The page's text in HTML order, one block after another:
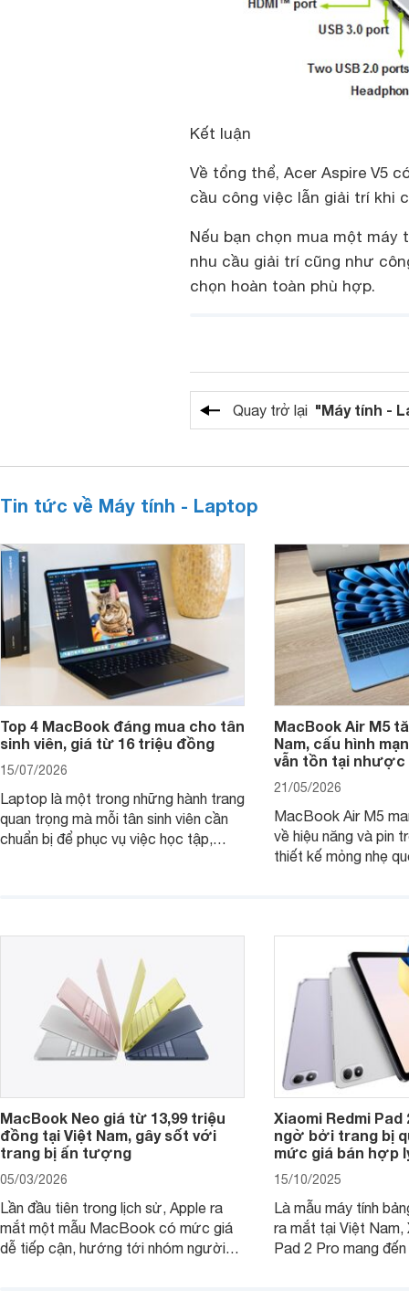
Kết luận
Về tổng thể, Acer Aspire V5
cầu công việc lẫn giải trí khi
Nếu bạn chọn mua một
nhu cầu giải trí cũng như
chọn hoàn toàn phù hợp.
Quay trở lại "Máy tính -
Tin tức về Máy tính - Laptop
Top 4 MacBook đáng mua cho tân
sinh viên, giá từ 16 triệu đồng
15/07/2026
Laptop là một trong những hành trang
quan trọng mà mỗi tân sinh viên cần
chuẩn bị để phục vụ việc học tập,
MacBook đáng cân nhắc dành cho
MacBook Air M5
Nam, cấu hình
vẫn tồn tại nhược
21/05/2026
MacBook Air M5
về hiệu năng và pin
thiết kế mỏng nhẹ
MacBook Neo giá từ 13,99 triệu
đồng tại Việt Nam, gây sốt với
trang bị ấn tượng
05/03/2026
Lần đầu tiên trong lịch sử, Apple ra
mắt một mẫu MacBook có mức giá
dễ tiếp cận, hướng tới nhóm người
Xiaomi Redmi Pad
ngờ bởi trang bị
mức giá bán hợp
15/10/2025
Là mẫu máy tính
ra mắt tại Việt Nam,
Pad 2 Pro mang